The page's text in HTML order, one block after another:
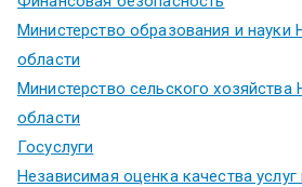
Министерство образования и науки
области
Министерство сельского
области
Госуслуги
Независимая оценка качества